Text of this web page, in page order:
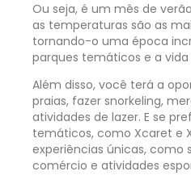
Ou seja, é um mês de
as temperaturas são as
tornando-o uma época
parques temáticos e a
Além disso, você terá a
praias, fazer snorkeling,
atividades de lazer. E se
temáticos, como Xcaret e
experiências únicas, como
comércio e atividades